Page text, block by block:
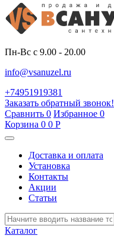
Пн-Вс с 9.00 - 20.00
info@vsanuzel.ru
+74951919381
Заказать обратный звонок!
Сравнить 0 Избранное 0
Корзина 0 0 Р
Доставка и оплата
Установка
Контакты
Акции
Статьи
Каталог